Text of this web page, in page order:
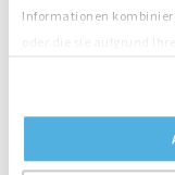
Informationen
unserem
haben Backup-
große Erfahrung